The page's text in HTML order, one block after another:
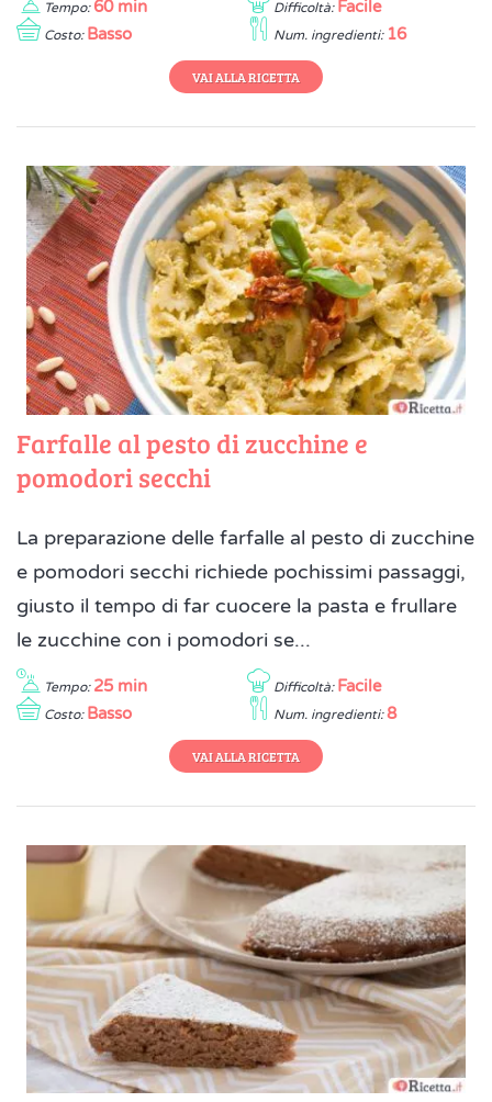
Tempo: 60 min Difficoltà: Facile
Costo: Basso Num. ingredienti: 16
VAI ALLA RICETTA
Farfalle al pesto di zucchine e
pomodori secchi
La preparazione delle farfalle al pesto di zucchine
e pomodori secchi richiede pochissimi passaggi,
giusto il tempo di far cuocere la pasta e frullare
le zucchine con i pomodori se...
Tempo: 25 min Difficoltà: Facile
Costo: Basso Num. ingredienti: 8
VAI ALLA RICETTA